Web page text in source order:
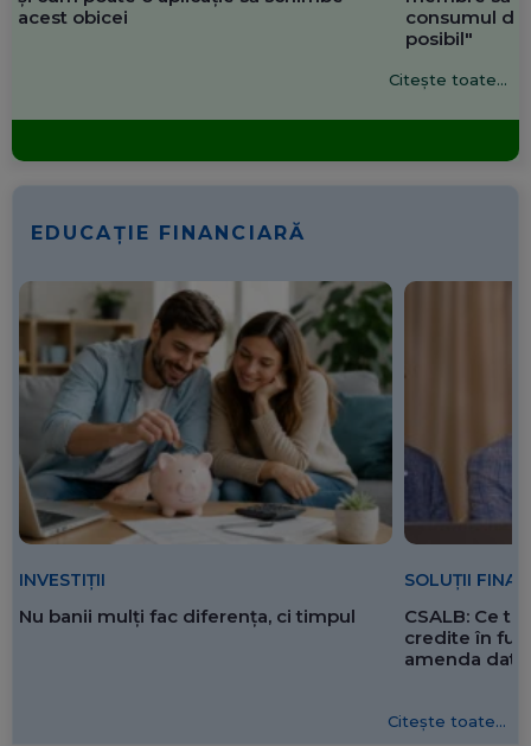
acest obicei
consumul de
posibil"
Citește toate...
EDUCAȚIE FINANCIARĂ
INVESTIȚII
Nu banii mulți fac diferența, ci timpul
SOLUȚII
CSALB: Ce
credite în
amenda
Citește toate...